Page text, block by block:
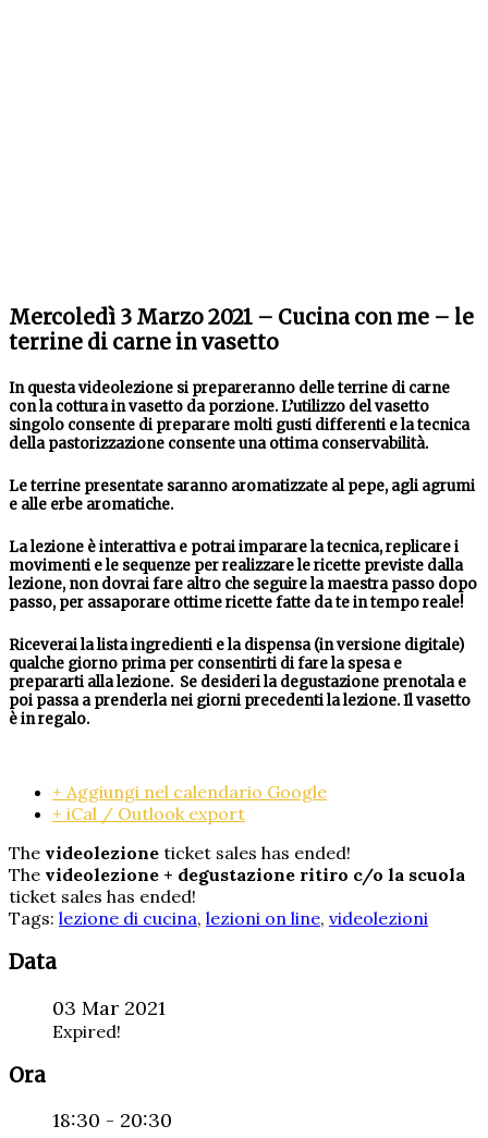
Mercoledì 3 Marzo 2021 – Cucina con me – le
terrine di carne in vasetto
In questa videolezione si prepareranno delle terrine di carne
con la cottura in vasetto da porzione. L’utilizzo del vasetto
singolo consente di preparare molti gusti differenti e la tecnica
della pastorizzazione consente una ottima conservabilità.
Le terrine presentate saranno aromatizzate al pepe, agli agrumi
e alle erbe aromatiche.
La lezione è interattiva e potrai imparare la tecnica, replicare i
movimenti e le sequenze per realizzare le ricette previste dalla
lezione, non dovrai fare altro che seguire la maestra passo dopo
passo, per assaporare ottime ricette fatte da te in tempo reale!
Riceverai la lista ingredienti e la dispensa (in versione digitale)
qualche giorno prima per consentirti di fare la spesa e
prepararti alla lezione. Se desideri la degustazione prenotala e
poi passa a prenderla nei giorni precedenti la lezione. Il vasetto
è in regalo.
+ Aggiungi nel calendario Google
+ iCal / Outlook export
The videolezione ticket sales has ended!
The videolezione + degustazione ritiro c/o la scuola
ticket sales has ended!
Tags: lezione di cucina, lezioni on line, videolezioni
Data
03 Mar 2021
Expired!
Ora
18:30 - 20:30